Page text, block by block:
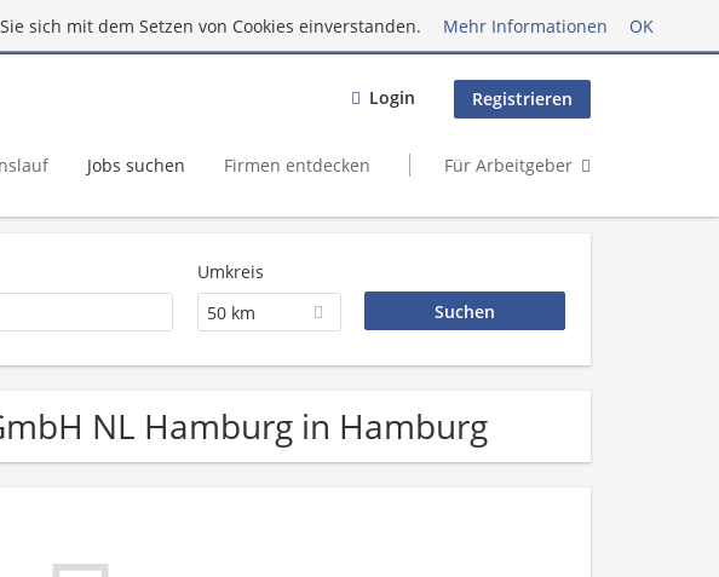
sich mit dem Setzen von Cookies einverstanden. Mehr Informationen OK
Login Registrieren
Jobs suchen Firmen entdecken Für Arbeitgeber
Umkreis
50 km
NL Hamburg in Hamburg